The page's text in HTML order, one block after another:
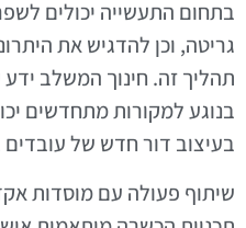
בתחום התעשייה יכולים
גריטה, וכן להדגיש את
תהליך זה. חינוך המשלב ידע
בנוגע למקורות מתחדשים
בעיצוב דור חדש של
שיתוף פעולה עם מוסדות